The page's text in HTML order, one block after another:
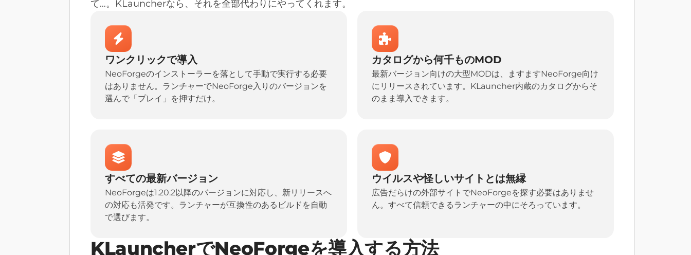
て…。KLauncherなら、それを全部代わりにやってくれます。
ワンクリックで導入
NeoForgeのインストーラーを落として手動で実行する必要
はありません。ランチャーでNeoForge入りのバージョンを
選んで「プレイ」を押すだけ。
カタログから何千ものMOD
最新バージョン向けの大型MODは、ますますNeoForge向け
にリリースされています。KLauncher内蔵のカタログからそ
のまま導入できます。
すべての最新バージョン
NeoForgeは1.20.2以降のバージョンに対応し、新リリースへ
の対応も活発です。ランチャーが互換性のあるビルドを自動
で選びます。
ウイルスや怪しいサイトとは無縁
広告だらけの外部サイトでNeoForgeを探す必要はありませ
ん。すべて信頼できるランチャーの中にそろっています。
KLauncherでNeoForgeを導入する方法